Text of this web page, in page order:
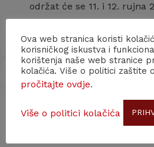
održat će se 11. i 12. rujna
Gdansku.
Informacije o novostima i
ovdje.
Navigacija
Ova web stranica koristi
korisničkog iskustva i
korištenja naše web stranice
kolačića. Više o politici zaštite
pročitajte ovdje.
Više o politici kolačića